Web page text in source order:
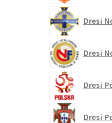
Dresi
Dresi
Dresi
Dresi